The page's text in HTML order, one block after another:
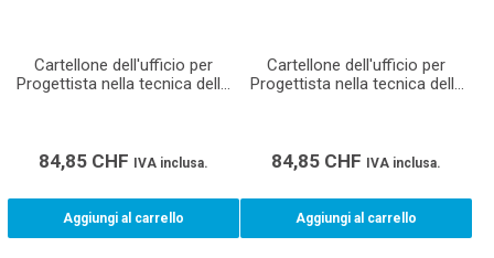
Cartellone dell'ufficio per
Progettista nella tecnica della
84,85 CHF IVA inclusa.
Aggiungi al carrello
Cartellone dell'ufficio per
Progettista nella tecnica della
84,85 CHF IVA inclusa.
Aggiungi al carrello